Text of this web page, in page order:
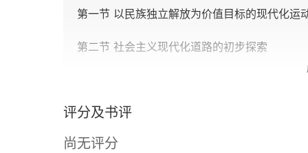
第一节 以民族独立解放为价值目标的现代化运
第二节 社会主义现代化道路的初步探索
第四节 新时代现代化征程的开启
第二章 以实现人民美好生活为价值目标的现代化
评分及书评
尚无评分